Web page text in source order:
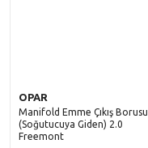
OPAR
Manifold Emme Çıkış Borusu
(Soğutucuya Giden) 2.0
Freemont